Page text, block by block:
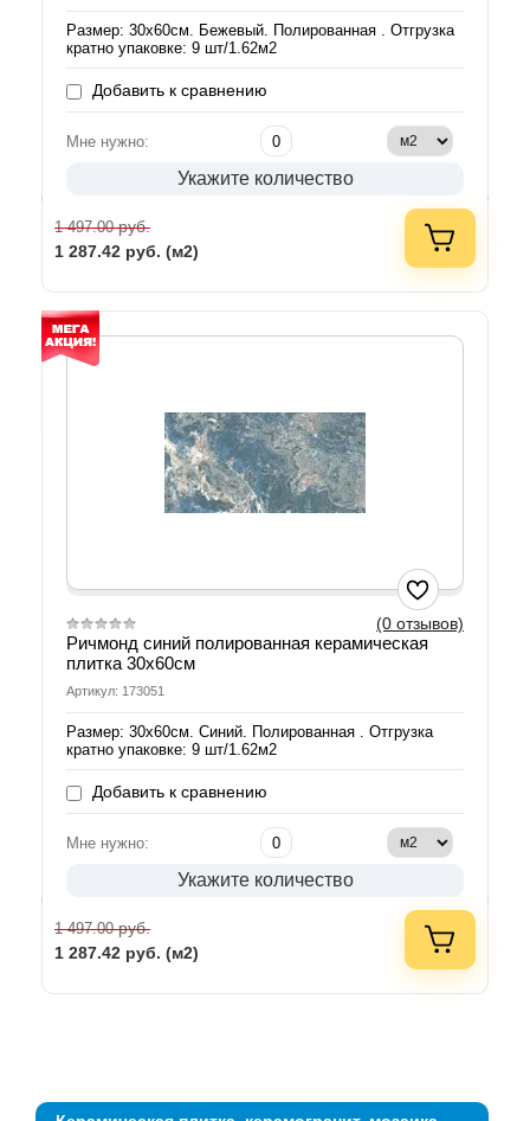
Размер: 30х60см. Бежевый. Полированная . Отгрузка
кратно упаковке: 9 шт/1.62м2
Добавить к сравнению
Мне нужно:
Укажите количество
1 497.00руб.
1 287.42 руб. (м2)
(0 отзывов)
Ричмонд синий полированная керамическая
плитка 30х60см
Артикул: 173051
Размер: 30х60см. Синий. Полированная . Отгрузка
кратно упаковке: 9 шт/1.62м2
Добавить к сравнению
Мне нужно:
Укажите количество
1 497.00руб.
1 287.42 руб. (м2)